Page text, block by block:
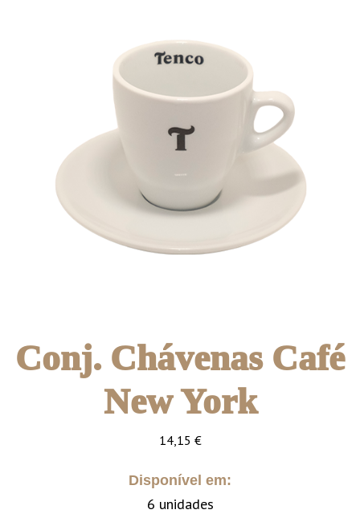
Conj. Chávenas Café
New York
14,15 €
Disponível em:
6 unidades